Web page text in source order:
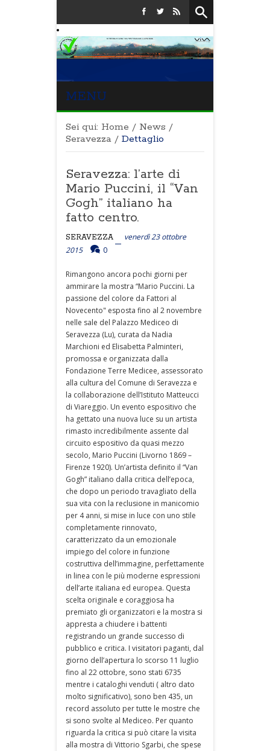
MENU
Sei qui: Home / News /
Seravezza / Dettaglio
Seravezza: l’arte di
Mario Puccini, il “Van
Gogh” italiano ha
fatto centro.
SERAVEZZA
venerdì 23 ottobre
2015
0
Rimangono ancora pochi giorni per
ammirare la mostra “Mario Puccini. La
passione del colore da Fattori al
Novecento" esposta fino al 2 novembre
nelle sale del Palazzo Mediceo di
Seravezza (Lu), curata da Nadia
Marchioni ed Elisabetta Palminteri,
promossa e organizzata dalla
Fondazione Terre Medicee, assessorato
alla cultura del Comune di Seravezza e
la collaborazione dell’Istituto Matteucci
di Viareggio. Un evento espositivo che
ha gettato una nuova luce su un artista
rimasto incredibilmente assente dal
circuito espositivo da quasi mezzo
secolo, Mario Puccini (Livorno 1869 –
Firenze 1920). Un’artista definito il “Van
Gogh” italiano dalla critica dell’epoca,
che dopo un periodo travagliato della
sua vita con la reclusione in manicomio
per 4 anni, si mise in luce con uno stile
completamente rinnovato,
caratterizzato da un emozionale
impiego del colore in funzione
costruttiva dell’immagine, perfettamente
in linea con le più moderne espressioni
dell’arte italiana ed europea. Questa
scelta originale e coraggiosa ha
premiato gli organizzatori e la mostra si
appresta a chiudere i battenti
registrando un grande successo di
pubblico e critica. I visitatori paganti, dal
giorno dell’apertura lo scorso 11 luglio
fino al 22 ottobre, sono stati 6735
mentre i cataloghi venduti ( altro dato
molto significativo), sono ben 435, un
record assoluto per tutte le mostre che
si sono svolte al Mediceo. Per quanto
riguarda la critica si può citare la visita
alla mostra di Vittorio Sgarbi, che spese